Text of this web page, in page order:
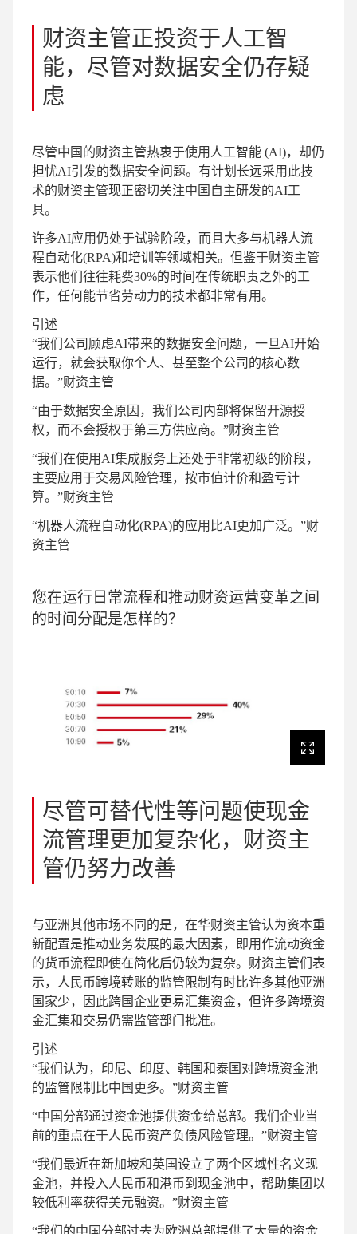
财资主管正投资于人工智
能，尽管对数据安全仍存疑
虑
尽管中国的财资主管热衷于使用人工智能 (AI)，却仍
担忧AI引发的数据安全问题。有计划长远采用此技
术的财资主管现正密切关注中国自主研发的AI工
具。
许多AI应用仍处于试验阶段，而且大多与机器人流
程自动化(RPA)和培训等领域相关。但鉴于财资主管
表示他们往往耗费30%的时间在传统职责之外的工
作，任何能节省劳动力的技术都非常有用。
引述
“我们公司顾虑AI带来的数据安全问题，一旦AI开始
运行，就会获取你个人、甚至整个公司的核心数
据。”财资主管
“由于数据安全原因，我们公司内部将保留开源授
权，而不会授权于第三方供应商。”财资主管
“我们在使用AI集成服务上还处于非常初级的阶段，
主要应用于交易风险管理，按市值计价和盈亏计
算。”财资主管
“机器人流程自动化(RPA)的应用比AI更加广泛。”财
资主管
您在运行日常流程和推动财资运营变革之间
的时间分配是怎样的？
尽管可替代性等问题使现金
流管理更加复杂化，财资主
管仍努力改善
与亚洲其他市场不同的是，在华财资主管认为资本重
新配置是推动业务发展的最大因素，即用作流动资金
的货币流程即使在简化后仍较为复杂。财资主管们表
示，人民币跨境转账的监管限制有时比许多其他亚洲
国家少，因此跨国企业更易汇集资金，但许多跨境资
金汇集和交易仍需监管部门批准。
引述
“我们认为，印尼、印度、韩国和泰国对跨境资金池
的监管限制比中国更多。”财资主管
“中国分部通过资金池提供资金给总部。我们企业当
前的重点在于人民币资产负债风险管理。”财资主管
“我们最近在新加坡和英国设立了两个区域性名义现
金池，并投入人民币和港币到现金池中，帮助集团以
较低利率获得美元融资。”财资主管
“我们的中国分部过去为欧洲总部提供了大量的资金